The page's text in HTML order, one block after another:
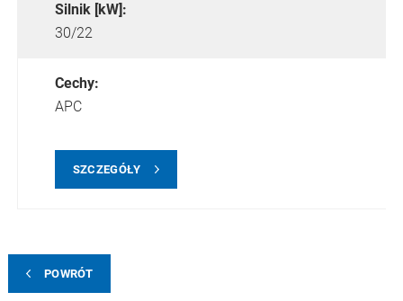
Silnik [kW]:
30/22
Cechy:
APC
SZCZEGÓŁY
POWRÓT